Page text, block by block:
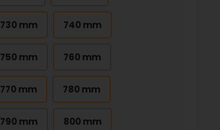
730 mm 740 mm
750 mm 760 mm
770 mm 780 mm
790 mm 800 mm